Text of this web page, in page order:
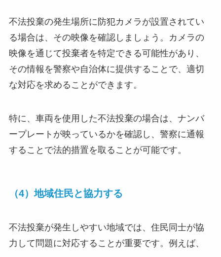
不法投棄の発生場所に防犯カメラが設置されてい
る場合は、その映像を確認しましょう。カメラの
映像を通じて投棄者を特定できる可能性があり、
その情報を警察や自治体に提供することで、適切
な対応を求めることができます。
特に、車両を使用した不法投棄の場合は、ナンバ
ープレートが映っているかを確認し、警察に通報
することで法的措置を取ることが可能です。
（4）地域住民と協力する
不法投棄が発生しやすい地域では、住民同士が協
力して問題に対応することが重要です。例えば、